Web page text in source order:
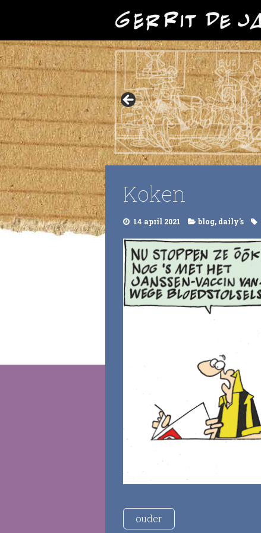
Koken
14 april 2021 blog, daily's
ouder